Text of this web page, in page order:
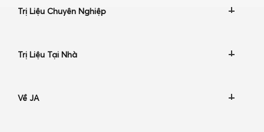
Trị Liệu Chuyên Nghiệp
Trị Liệu Tại Nhà
Về JA